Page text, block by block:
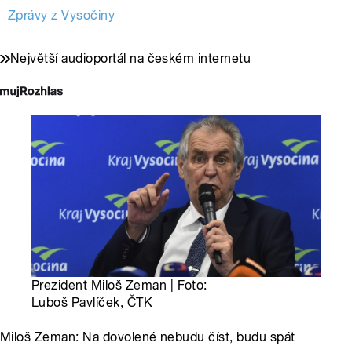
Zprávy z Vysočiny
Největší audioportál na českém internetu
Prezident Miloš Zeman | Foto:
Luboš Pavlíček, ČTK
Miloš Zeman: Na dovolené nebudu číst, budu spát